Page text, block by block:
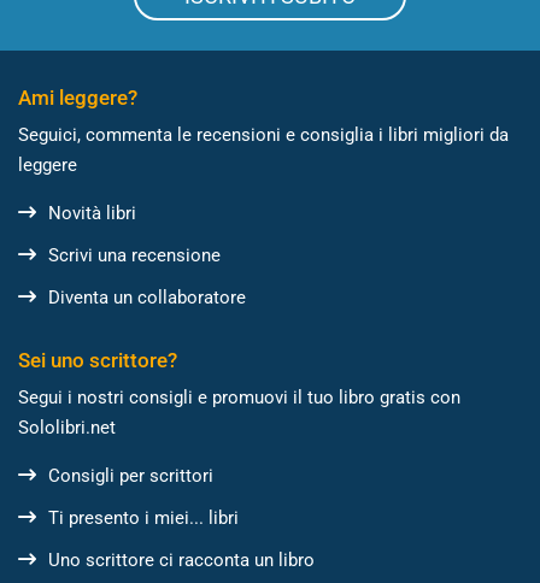
Ami leggere?
Seguici, commenta le recensioni e consiglia i libri migliori da
leggere
Novità libri
Scrivi una recensione
Diventa un collaboratore
Sei uno scrittore?
Segui i nostri consigli e promuovi il tuo libro gratis con
Sololibri.net
Consigli per scrittori
Ti presento i miei... libri
Uno scrittore ci racconta un libro